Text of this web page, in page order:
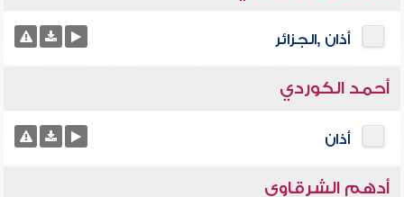
أذان ,الجزائر
أحمد الكوردي
أذان
أدهم الشرقاوى